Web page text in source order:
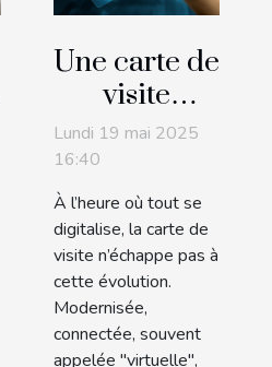
Une carte de
visite
virtuelle
peut-elle
marcher
sans QR
Code ?
Lundi 19 mai 2025
16:40
À l’heure où tout se
digitalise, la carte de
visite n’échappe pas à
cette évolution.
Modernisée,
connectée, souvent
appelée "virtuelle",